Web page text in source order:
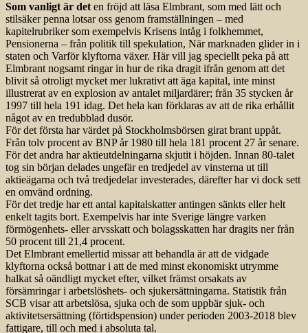
Som vanligt är det en fröjd att läsa Elmbrant, som med lätt och
stilsäker penna lotsar oss genom framställningen – med
kapitelrubriker som exempelvis Krisens intåg i folkhemmet,
Pensionerna – från politik till spekulation, När marknaden glider in i
staten och Varför klyftorna växer. Här vill jag speciellt peka på att
Elmbrant nogsamt ringar in hur de rika dragit ifrån genom att det
blivit så otroligt mycket mer lukrativt att äga kapital, inte minst
illustrerat av en explosion av antalet miljardärer; från 35 stycken år
1997 till hela 191 idag. Det hela kan förklaras av att de rika erhållit
något av en tredubblad dusör.
För det första har värdet på Stockholmsbörsen girat brant uppåt.
Från tolv procent av BNP år 1980 till hela 181 procent 27 år senare.
För det andra har aktieutdelningarna skjutit i höjden. Innan 80-talet
tog sin början delades ungefär en tredjedel av vinsterna ut till
aktieägarna och två tredjedelar investerades, därefter har vi dock sett
en omvänd ordning.
För det tredje har ett antal kapitalskatter antingen sänkts eller helt
enkelt tagits bort. Exempelvis har inte Sverige längre varken
förmögenhets- eller arvsskatt och bolagsskatten har dragits ner från
50 procent till 21,4 procent.
Det Elmbrant emellertid missar att behandla är att de vidgade
klyftorna också bottnar i att de med minst ekonomiskt utrymme
halkat så oändligt mycket efter, vilket främst orsakats av
försämringar i arbetslöshets- och sjukersättningarna. Statistik från
SCB visar att arbetslösa, sjuka och de som uppbär sjuk- och
aktivitetsersättning (förtidspension) under perioden 2003-2018 blev
fattigare, till och med i absoluta tal.